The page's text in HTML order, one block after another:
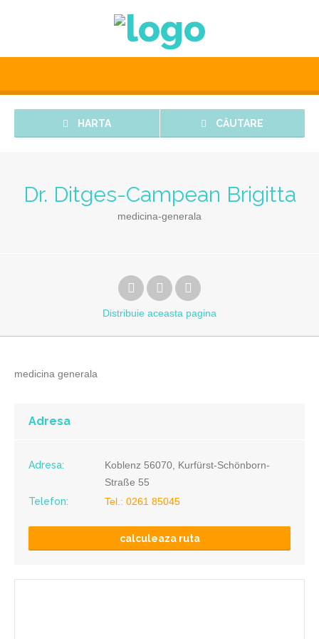
HARTA CĂUTARE
Dr. Ditges-Campean Brigitta
medicina-generala
Distribuie aceasta pagina
medicina generala
Adresa
Adresa:
Koblenz 56070, Kurfürst-Schönborn-
Straße 55
Telefon:
Tel.: 0261 85045
calculeaza ruta